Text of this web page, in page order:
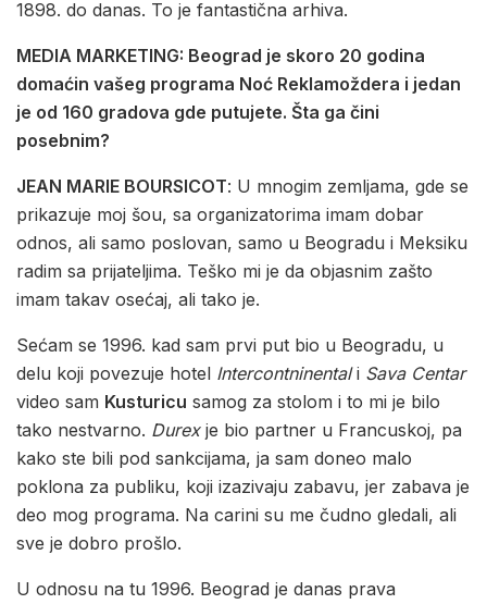
1898. do danas. To je fantastična arhiva.
MEDIA MARKETING: Beograd je skoro 20 godina
domaćin vašeg programa Noć Reklamoždera i jedan
je od 160 gradova gde putujete. Šta ga čini
posebnim?
JEAN MARIE BOURSICOT: U mnogim zemljama, gde se
prikazuje moj šou, sa organizatorima imam dobar
odnos, ali samo poslovan, samo u Beogradu i Meksiku
radim sa prijateljima. Teško mi je da objasnim zašto
imam takav osećaj, ali tako je.
Sećam se 1996. kad sam prvi put bio u Beogradu, u
delu koji povezuje hotel Intercontninentali Sava Centar
video sam Kusturicu samog za stolom i to mi je bilo
tako nestvarno. Durexje bio partner u Francuskoj, pa
kako ste bili pod sankcijama, ja sam doneo malo
poklona za publiku, koji izazivaju zabavu, jer zabava je
deo mog programa. Na carini su me čudno gledali, ali
sve je dobro prošlo.
U odnosu na tu 1996. Beograd je danas prava